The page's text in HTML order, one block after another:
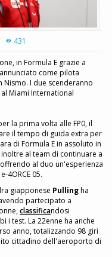
431
in Formula E grazie a
come pilota
Nismo. I due scenderanno
Miami International
la prima volta alle FP0, il
il tempo di guida extra per
di Formula E in assoluto in
al team di continuare a
al duo un'esperienza
e-4ORCE 05.
giapponese Pullingha
partecipato a
classificandosi
i test. La 22enne ha anche
anno, totalizzando 98 giri
cittadino dell'aeroporto di